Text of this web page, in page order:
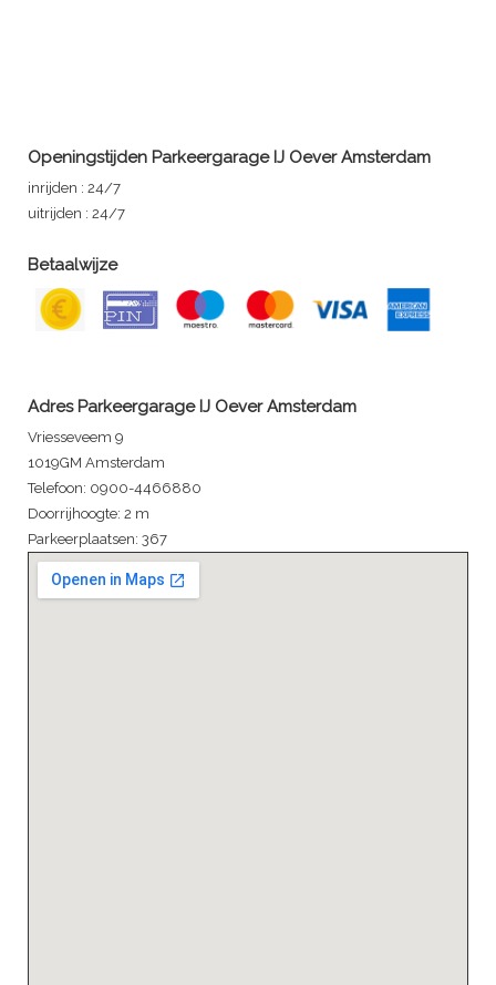
Openingstijden Parkeergarage IJ Oever Amsterdam
inrijden : 24/7
uitrijden : 24/7
Betaalwijze
Adres Parkeergarage IJ Oever Amsterdam
Vriesseveem 9
1019GM Amsterdam
Telefoon: 0900-4466880
Doorrijhoogte: 2 m
Parkeerplaatsen: 367